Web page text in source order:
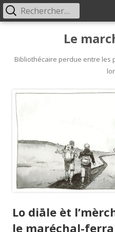
content
Le
Bibliothécaire perdue entre les
Primary
Lo diāle èt
le maréchal-